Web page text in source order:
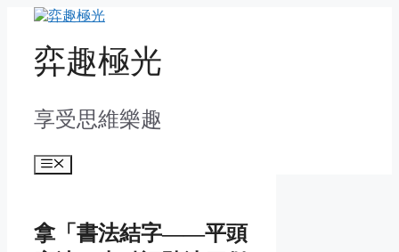
content弈趣極光
享受思維樂趣
Menu
拿「書法結字——平頭